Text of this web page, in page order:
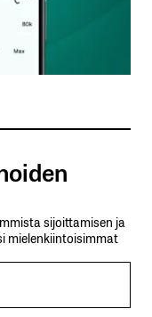
sijoittamisen ja
mielenkiintoisimmat